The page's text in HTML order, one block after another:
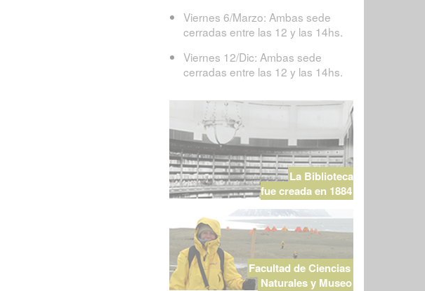
Viernes 6/Marzo: Ambas sede
cerradas entre las 12 y las 14hs.
Viernes 12/Dic: Ambas sede
cerradas entre las 12 y las 14hs.
La Biblioteca
fue creada en 1884
Facultad de Ciencias
Naturales y Museo